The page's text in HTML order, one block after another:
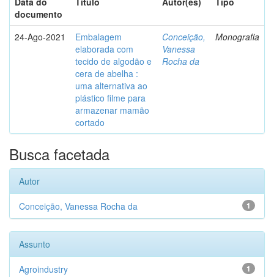
documento
24-Ago-2021
Embalagem
elaborada com
tecido de algodão e
cera de abelha :
uma alternativa ao
plástico filme para
armazenar mamão
cortado
Conceição,
Vanessa
Rocha da
Monografia
Busca facetada
Autor
1
Conceição, Vanessa Rocha da
Assunto
1
Agroindustry